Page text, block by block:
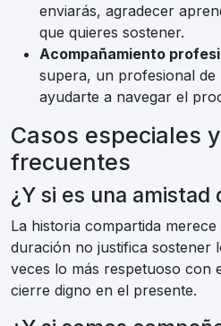
enviarás, agradecer
que quieres sostener.
Acompañamiento
supera, un profesional de
ayudarte a navegar el
Casos especiales
frecuentes
¿Y si es una amistad
La historia compartida
duración no justifica sostener
veces lo más respetuoso con
cierre digno en el presente.